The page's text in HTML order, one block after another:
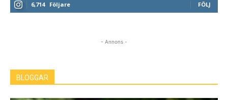
6,714 Följare FÖLJ
- Annons -
BLOGGAR